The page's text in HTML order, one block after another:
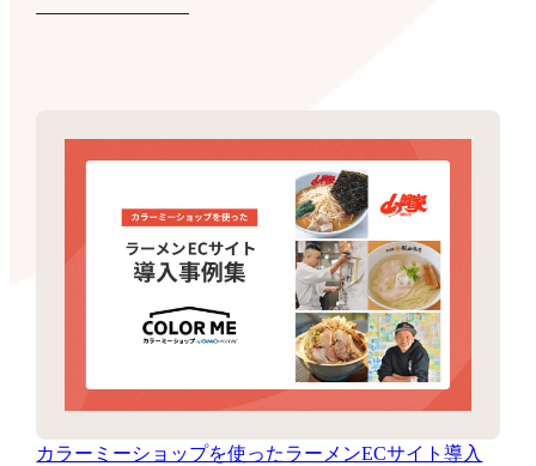
カラーミーショップを使ったラーメンECサイト導入